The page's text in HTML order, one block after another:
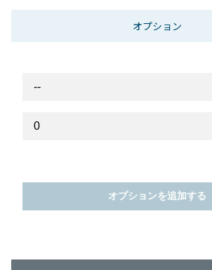
オプション
オプションを追加する